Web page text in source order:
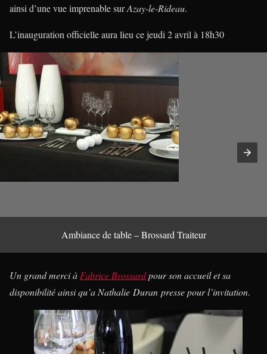
ainsi d’une vue imprenable surAzay-le-Rideau.
L’inauguration officielle aura lieu ce jeudi 2 avril à 18h30
Ambiance de table – Brossard Traiteur
Un grand merci à Fabrice Brossardpour son accueil et sa
disponibilité ainsi qu’a Nathalie Duran presse pour l’invitation.